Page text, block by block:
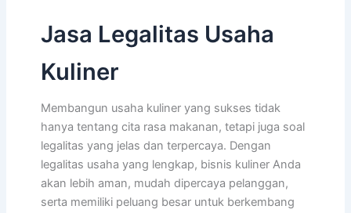
Jasa Legalitas Usaha
Kuliner
Membangun usaha kuliner yang sukses tidak
hanya tentang cita rasa makanan, tetapi juga soal
legalitas yang jelas dan terpercaya. Dengan
legalitas usaha yang lengkap, bisnis kuliner Anda
akan lebih aman, mudah dipercaya pelanggan,
serta memiliki peluang besar untuk berkembang